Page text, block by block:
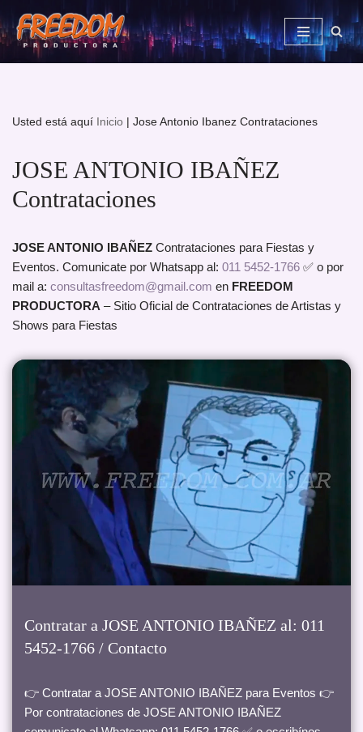
Saltar
al
Usted está aquí Inicio | Jose Antonio Ibanez Contrataciones
JOSE ANTONIO IBAÑEZ
Contrataciones
JOSE ANTONIO IBAÑEZ Contrataciones para Fiestas y
Eventos. Comunicate por Whatsapp al: 011 5452-1766 ✅ o por
mail a: consultasfreedom@gmail.com en FREEDOM
PRODUCTORA – Sitio Oficial de Contrataciones de Artistas y
Shows para Fiestas
Contratar a JOSE ANTONIO IBAÑEZ al: 011
5452-1766 / Contacto
👉 Contratar a JOSE ANTONIO IBAÑEZ para Eventos 👉
Por contrataciones de JOSE ANTONIO IBAÑEZ